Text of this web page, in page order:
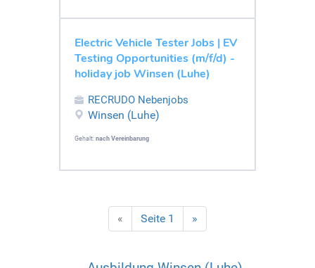
Electric Vehicle Tester Jobs | EV
Testing Opportunities (m/f/d) -
holiday job Winsen (Luhe)
RECRUDO Nebenjobs
Winsen (Luhe)
Gehalt: nach Vereinbarung
« Seite 1 »